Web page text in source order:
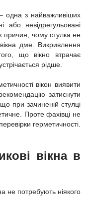
одна з найважливіших
або невідрегульовані
причин, чому стулка не
дме. Викривлення
що вікно втрачає
рідше.
вікон виявити
затиснути
при зачиненій стулці
Проте фахівці не
герметичності.
вікна в
не потребують ніякого